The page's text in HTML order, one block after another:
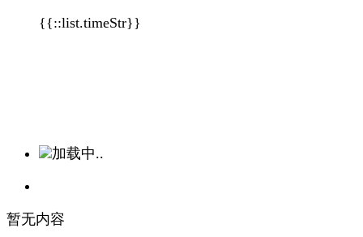
{{::list.timeStr}}
加载中..
暂无内容